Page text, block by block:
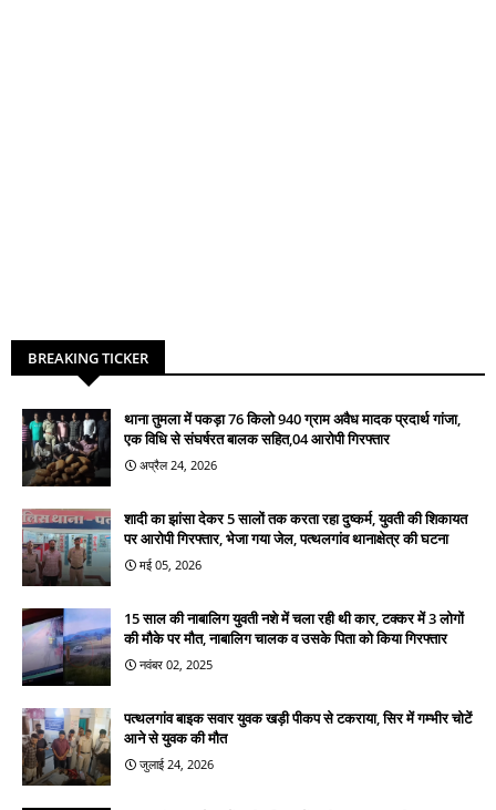
BREAKING TICKER
थाना तुमला में पकड़ा 76 किलो 940 ग्राम अवैध मादक प्रदार्थ गांजा,
एक विधि से संघर्षरत बालक सहित,04 आरोपी गिरफ्तार
अप्रैल 24, 2026
शादी का झांसा देकर 5 सालों तक करता रहा दुष्कर्म, युवती की शिकायत
पर आरोपी गिरफ्तार, भेजा गया जेल, पत्थलगांव थानाक्षेत्र की घटना
मई 05, 2026
15 साल की नाबालिग युवती नशे में चला रही थी कार, टक्कर में 3 लोगों
की मौके पर मौत, नाबालिग चालक व उसके पिता को किया गिरफ्तार
नवंबर 02, 2025
पत्थलगांव बाइक सवार युवक खड़ी पीकप से टकराया, सिर में गम्भीर चोटें
आने से युवक की मौत
जुलाई 24, 2026